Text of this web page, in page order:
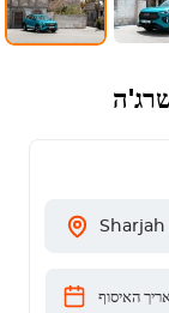
Sharjah
האיסוף